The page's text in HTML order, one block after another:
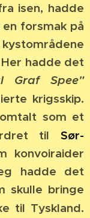
isen, hadde
forsmak på
hadde det
Graf Spee"
krigsskip.
som et
til Sør-
konvoiraider
hadde det
skulle bringe
til Tyskland.